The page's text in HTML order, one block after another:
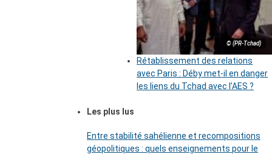
© (PR-Tchad)
Rétablissement des relations
avec Paris : Déby met-il en danger
les liens du Tchad avec l’AES ?
Les plus lus
Entre stabilité sahélienne et recompositions
géopolitiques : quels enseignements pour le